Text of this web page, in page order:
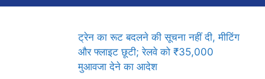
ट्रेन का रूट बदलने की सूचना नहीं दी, मीटिंग
और फ्लाइट छूटी; रेलवे को ₹35,000
मुआवजा देने का आदेश